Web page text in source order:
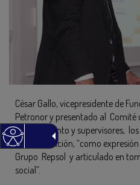
César Gallo, vicepresidente de
Petronor y presentado al Comité
departamento y supervisores,
de la Fundación, “como
Grupo Repsol y articulado en
social”.